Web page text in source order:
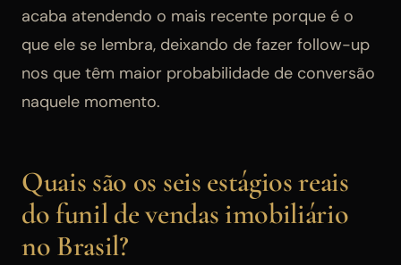
acaba atendendo o mais recente porque é o
que ele se lembra, deixando de fazer follow-up
nos que têm maior probabilidade de conversão
naquele momento.
Quais são os seis estágios reais
do funil de vendas imobiliário
no Brasil?